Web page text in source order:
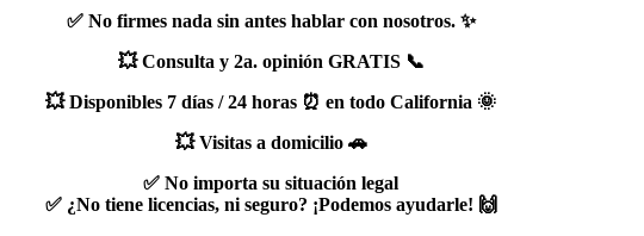
✅ No firmes nada sin antes hablar con nosotros. ✨
💥 Consulta y 2a. opinión GRATIS 📞
💥 Disponibles 7 días / 24 horas ⏰ en todo California 🌞
💥 Visitas a domicilio 🚗
✅ No importa su situación legal
✅ ¿No tiene licencias, ni seguro? ¡Podemos ayudarle! 🙌